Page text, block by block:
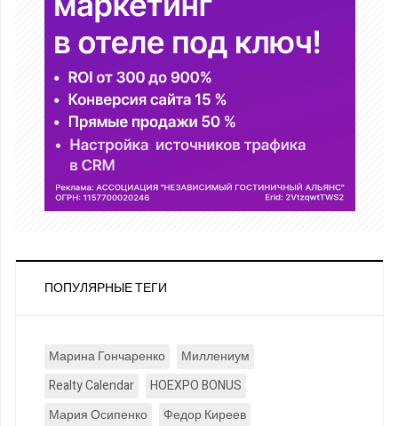
ПОПУЛЯРНЫЕ ТЕГИ
Марина Гончаренко
Миллениум
Realty Calendar
HOEXPO BONUS
Мария Осипенко
Федор Киреев